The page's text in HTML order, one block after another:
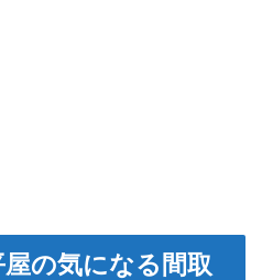
の気になる間取